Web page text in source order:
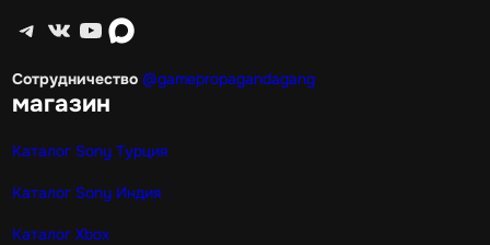
Telegram ВКонтакте YouTube max
Сотрудничество @gamepropagandagang
магазин
Каталог Sony Турция
Каталог Sony Индия
Каталог Xbox